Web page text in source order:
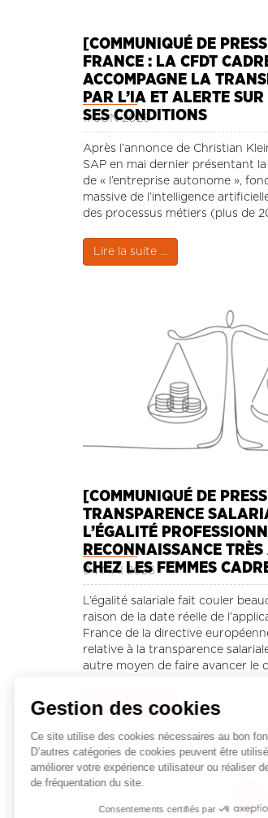
[COMMUNIQUÉ DE
FRANCE : LA CFDT
ACCOMPAGNE LA
PAR L’IA ET ALERTE
SES CONDITIONS
11 JUN 2026
Après l’annonce de Christian
SAP en mai dernier présentant
de « l’entreprise autonome »,
massive de l’intelligence
des processus métiers (plus de
France” d’un investissement de
France pour renforcer les
transformation de l’entreprise.
Lire la suite ...
[COMMUNIQUÉ DE
TRANSPARENCE
L’ÉGALITÉ
RECONNAISSANCE
CHEZ LES FEMMES
04 MAI 2026
L’égalité salariale fait couler
raison de la date réelle de
France de la directive
relative à la transparence
autre moyen de faire avancer le
Lire la suite ...
Pagination
Gestion des cookies
Ce site utilise des cookies nécessaires au bon
D’autres catégories de cookies peuvent être
améliorer votre expérience utilisateur ou réaliser
de fréquentation du site.
Consentements certifiés par